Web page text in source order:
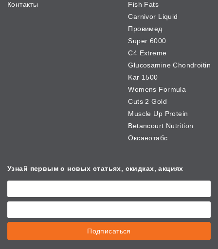
Контакты
Fish Fats
Carnivor Liquid
Провимед
Super 6000
C4 Extreme
Glucosamine Chondroitin
Kar 1500
Womens Formula
Cuts 2 Gold
Muscle Up Protein
Betancourt Nutrition
Оксанотабс
Узнай первым о новых статьях, скидках, акциях
Подписаться